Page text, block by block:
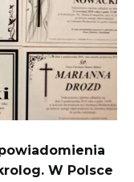
W Polsce